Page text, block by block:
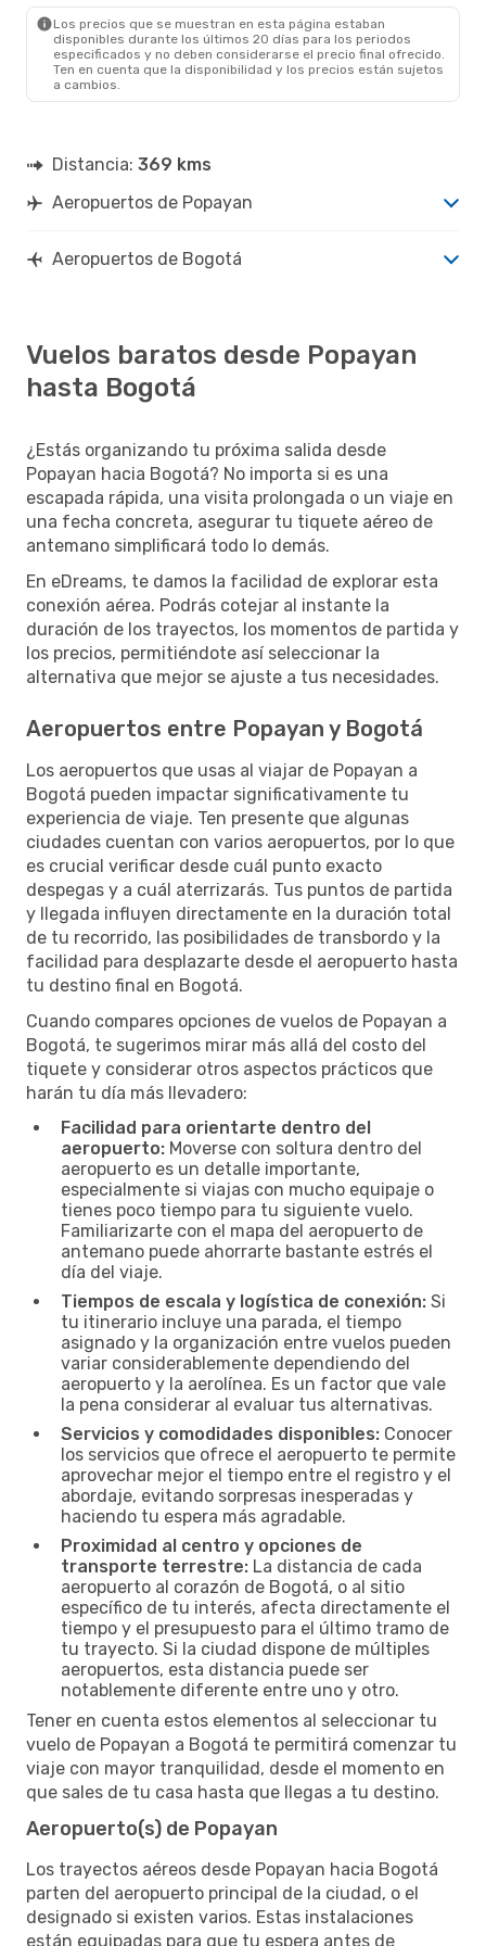
Los precios que se muestran en esta página estaban
disponibles durante los últimos 20 días para los periodos
especificados y no deben considerarse el precio final ofrecido.
Ten en cuenta que la disponibilidad y los precios están sujetos
a cambios.
Distancia: 369 kms
Aeropuertos de Popayan
Aeropuertos de Bogotá
Vuelos baratos desde Popayan
hasta Bogotá
¿Estás organizando tu próxima salida desde
Popayan hacia Bogotá? No importa si es una
escapada rápida, una visita prolongada o un viaje en
una fecha concreta, asegurar tu tiquete aéreo de
antemano simplificará todo lo demás.
En eDreams, te damos la facilidad de explorar esta
conexión aérea. Podrás cotejar al instante la
duración de los trayectos, los momentos de partida y
los precios, permitiéndote así seleccionar la
alternativa que mejor se ajuste a tus necesidades.
Aeropuertos entre Popayan y Bogotá
Los aeropuertos que usas al viajar de Popayan a
Bogotá pueden impactar significativamente tu
experiencia de viaje. Ten presente que algunas
ciudades cuentan con varios aeropuertos, por lo que
es crucial verificar desde cuál punto exacto
despegas y a cuál aterrizarás. Tus puntos de partida
y llegada influyen directamente en la duración total
de tu recorrido, las posibilidades de transbordo y la
facilidad para desplazarte desde el aeropuerto hasta
tu destino final en Bogotá.
Cuando compares opciones de vuelos de Popayan a
Bogotá, te sugerimos mirar más allá del costo del
tiquete y considerar otros aspectos prácticos que
harán tu día más llevadero:
Facilidad para orientarte dentro del
aeropuerto: Moverse con soltura dentro del
aeropuerto es un detalle importante,
especialmente si viajas con mucho equipaje o
tienes poco tiempo para tu siguiente vuelo.
Familiarizarte con el mapa del aeropuerto de
antemano puede ahorrarte bastante estrés el
día del viaje.
Tiempos de escala y logística de conexión: Si
tu itinerario incluye una parada, el tiempo
asignado y la organización entre vuelos pueden
variar considerablemente dependiendo del
aeropuerto y la aerolínea. Es un factor que vale
la pena considerar al evaluar tus alternativas.
Servicios y comodidades disponibles: Conocer
los servicios que ofrece el aeropuerto te permite
aprovechar mejor el tiempo entre el registro y el
abordaje, evitando sorpresas inesperadas y
haciendo tu espera más agradable.
Proximidad al centro y opciones de
transporte terrestre: La distancia de cada
aeropuerto al corazón de Bogotá, o al sitio
específico de tu interés, afecta directamente el
tiempo y el presupuesto para el último tramo de
tu trayecto. Si la ciudad dispone de múltiples
aeropuertos, esta distancia puede ser
notablemente diferente entre uno y otro.
Tener en cuenta estos elementos al seleccionar tu
vuelo de Popayan a Bogotá te permitirá comenzar tu
viaje con mayor tranquilidad, desde el momento en
que sales de tu casa hasta que llegas a tu destino.
Aeropuerto(s) de Popayan
Los trayectos aéreos desde Popayan hacia Bogotá
parten del aeropuerto principal de la ciudad, o el
designado si existen varios. Estas instalaciones
están equipadas para que tu espera antes de